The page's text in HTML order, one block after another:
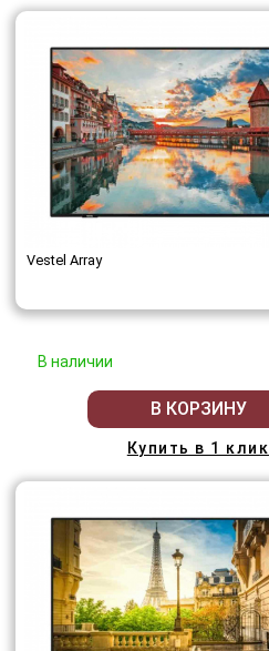
Vestel Array
В наличии
В КОРЗИНУ
Купить в 1 клик